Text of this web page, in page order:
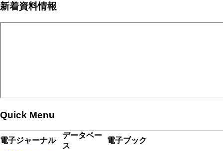
ジ
ー
新着資料情報
Quick Menu
電子ジャーナル
データベー
ス
電子ブック